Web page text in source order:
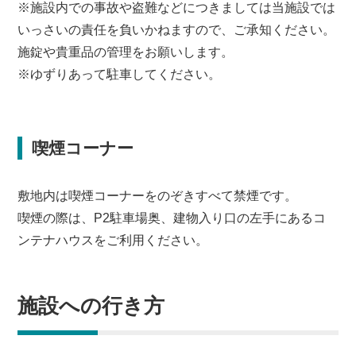
※施設内での事故や盗難などにつきましては当施設では
いっさいの責任を負いかねますので、ご承知ください。
施錠や貴重品の管理をお願いします。
※ゆずりあって駐車してください。
喫煙コーナー
敷地内は喫煙コーナーをのぞきすべて禁煙です。
喫煙の際は、P2駐車場奥、建物入り口の左手にあるコ
ンテナハウスをご利用ください。
施設への行き方